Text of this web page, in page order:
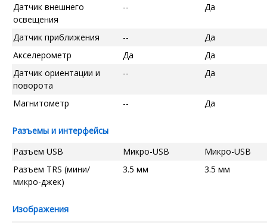
Датчик внешнего
освещения
-- Да
Датчик приближения --
Да
Акселерометр
Да
Да
Датчик ориентации и
поворота
-- Да
Магнитометр -- Да
Разъемы и интерфейсы
Разъем USB
Микро-USB
Микро-USB
Разъем TRS (мини/
микро-джек)
3.5 мм 3.5 мм
Изображения